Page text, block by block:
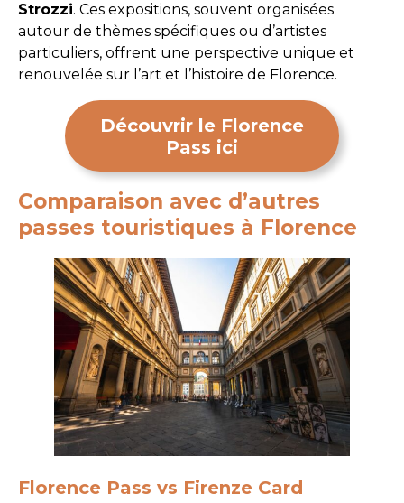
Strozzi. Ces expositions, souvent organisées
autour de thèmes spécifiques ou d’artistes
particuliers, offrent une perspective unique et
renouvelée sur l’art et l’histoire de Florence.
Découvrir le Florence
Pass ici
Comparaison avec d’autres
passes touristiques à Florence
Florence Pass vs Firenze Card